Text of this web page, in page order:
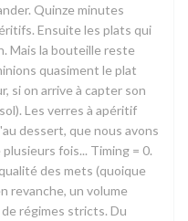
Quinze minutes
Ensuite les plats qui
Mais la bouteille reste
quasiment le plat
si on arrive à capter son
Les verres à apéritif
dessert, que nous avons
fois... Timing = 0.
des mets (quoique
revanche, un volume
régimes stricts. Du